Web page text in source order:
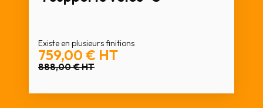
Existe en plusieurs finitions
759,00 € HT
888,00 €HT